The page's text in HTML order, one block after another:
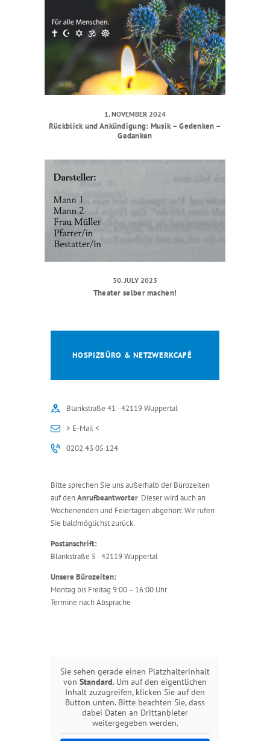
1. NOVEMBER 2024
Rückblick und Ankündigung: Musik – Gedenken –
Gedanken
30. JULY 2023
Theater selber machen!
HOSPIZBÜRO & NETZWERKCAFÉ
Blankstraße 41 · 42119 Wuppertal
> E-Mail <
0202 43 05 124
Bitte sprechen Sie uns außerhalb der Bürozeiten
auf denAnrufbeantworter. Dieser wird auch an
Wochenenden und Feiertagen abgehört. Wir rufen
Sie baldmöglichst zurück.
Postanschrift:
Blankstraße 5 · 42119 Wuppertal
Unsere Bürozeiten:
Montag bis Freitag 9:00 – 16:00 Uhr
Termine nach Absprache
Sie sehen gerade einen Platzhalterinhalt
von Standard. Um auf den eigentlichen
Inhalt zuzugreifen, klicken Sie auf den
Button unten. Bitte beachten Sie, dass
dabei Daten an Drittanbieter
weitergegeben werden.